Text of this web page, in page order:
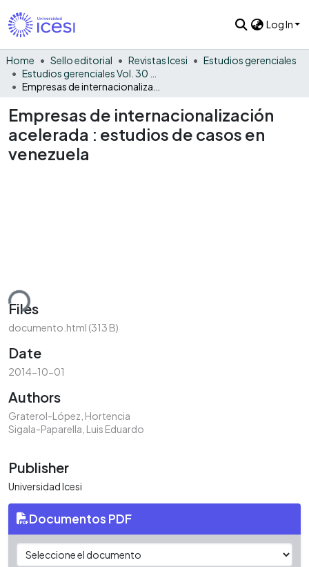
Log In
Home Sello editorial Revistas Icesi
Estudios gerenciales
Empresas de internacionalización
acelerada : estudios de casos en
venezuela
Files
documento.html (313 B)
Date
2014-10-01
Authors
Graterol-López, Hortencia
Sigala-Paparella, Luis Eduardo
Publisher
Universidad Icesi
Documentos PDF